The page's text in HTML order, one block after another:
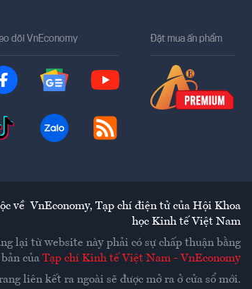
dõi VnEconomy Đặt mua ấn phẩm
về VnEconomy, Tạp chí điện tử của Hội Khoa
học Kinh tế Việt Nam
lại từ website này phải có sự chấp thuận bằng
của Tạp chí Kinh tế Việt Nam - VnEconomy
liên kết ra ngoài sẽ được mở ra ở cửa sổ mới.